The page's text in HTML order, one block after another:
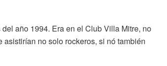
año 1994. Era en el Club Villa Mitre, no
no solo rockeros, si nó también